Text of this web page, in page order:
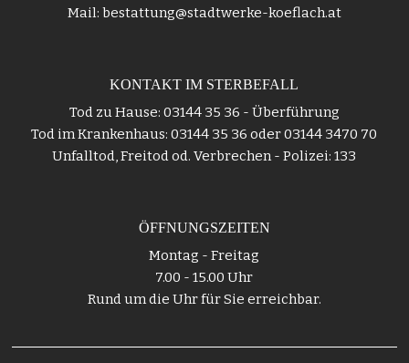
Mail: bestattung@stadtwerke-koeflach.at
KONTAKT IM STERBEFALL
Tod zu Hause: 03144 35 36 - Überführung
Tod im Krankenhaus: 03144 35 36 oder 03144 3470 70
Unfalltod, Freitod od. Verbrechen - Polizei: 133
ÖFFNUNGSZEITEN
Montag - Freitag
7.00 - 15.00 Uhr
Rund um die Uhr für Sie erreichbar.